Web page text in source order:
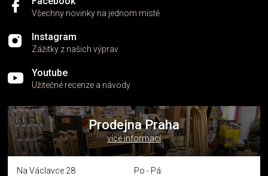
Všechny novinky na jednom místě
Instagram
Zážitky z našich výprav
Youtube
Užitečné recenze a návody
Prodejna Praha
více informací
Na Václavce 28
Po - Pá: